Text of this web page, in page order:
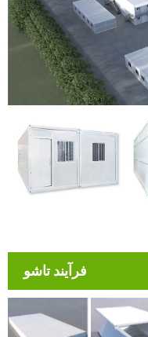
فرآیند تاشو